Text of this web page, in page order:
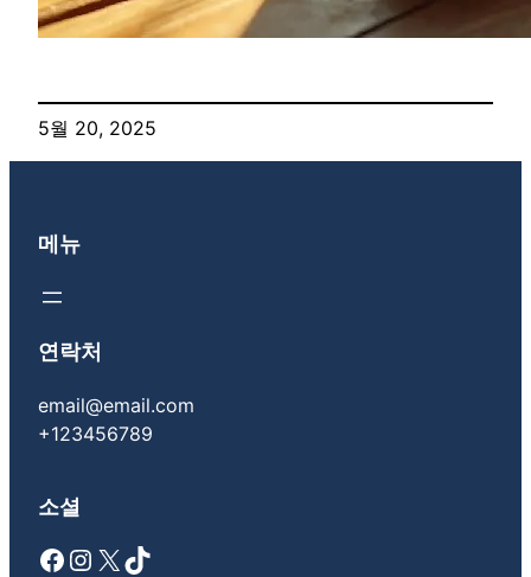
5월 20, 2025
메뉴
연락처
email@email.com
+123456789
소셜
Facebook Instagram X TikTok